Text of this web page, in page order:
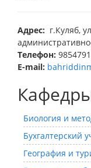
Адрес: г.Куляб,
Телефон:
E-mail:
Биология и
Бухгалтерский
География и